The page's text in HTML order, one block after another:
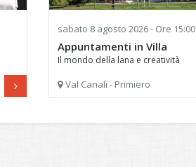
sabato 8 agosto 2026 - Ore 15:00
Appuntamenti in Villa
Il mondo della lana e creatività
Val Canali - Primiero